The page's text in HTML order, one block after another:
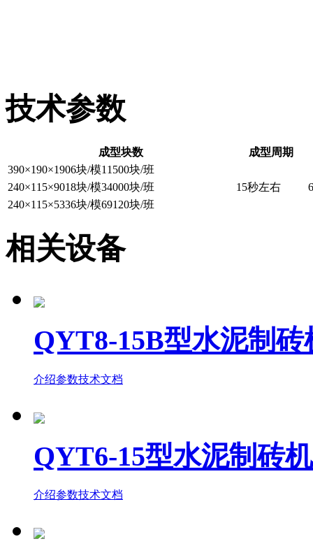
技术参数
成型块数
成型周期
390×190×1906块/模11500块/班
15秒左右
240×115×9018块/模34000块/班
240×115×5336块/模69120块/班
相关设备
QYT8-15B型水泥制砖
介绍参数技术文档
QYT6-15型水泥制砖机
介绍参数技术文档